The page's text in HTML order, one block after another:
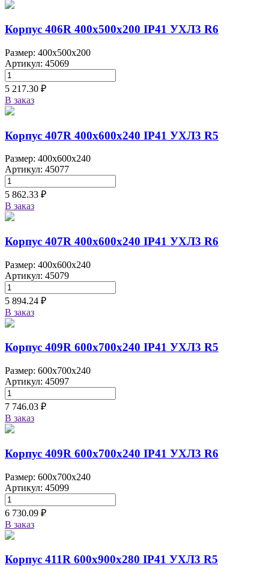
Корпус 406R 400х500х200 IP41 УХЛ3 R6
Размер: 400x500x200
Артикул: 45069
5 217.30 ₽
В заказ
Корпус 407R 400х600х240 IP41 УХЛ3 R5
Размер: 400x600x240
Артикул: 45077
5 862.33 ₽
В заказ
Корпус 407R 400х600х240 IP41 УХЛ3 R6
Размер: 400x600x240
Артикул: 45079
5 894.24 ₽
В заказ
Корпус 409R 600х700х240 IP41 УХЛ3 R5
Размер: 600x700x240
Артикул: 45097
7 746.03 ₽
В заказ
Корпус 409R 600х700х240 IP41 УХЛ3 R6
Размер: 600x700x240
Артикул: 45099
6 730.09 ₽
В заказ
Корпус 411R 600х900х280 IP41 УХЛ3 R5